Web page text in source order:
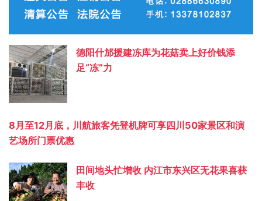
德阳什邡援建冻库为花菇卖上好价钱添
足“冻”力
8月至12月底，川航旅客凭登机牌可享四川50家景区和演
艺场所门票优惠
田间地头忙增收 内江市东兴区无花果喜获
丰收